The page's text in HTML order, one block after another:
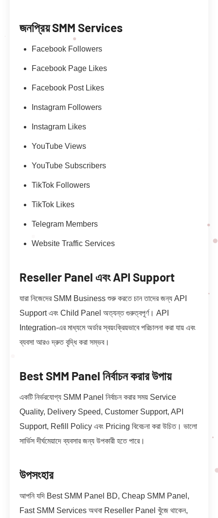
জনপ্রিয় SMM Services
Facebook Followers
Facebook Page Likes
Facebook Post Likes
Instagram Followers
Instagram Likes
YouTube Views
YouTube Subscribers
TikTok Followers
TikTok Likes
Telegram Members
Website Traffic Services
Reseller Panel এবং API Support
যারা নিজেদের SMM Business শুরু করতে চান তাদের জন্য API
Support এবং Child Panel অত্যন্ত গুরুত্বপূর্ণ। API
Integration-এর মাধ্যমে অর্ডার স্বয়ংক্রিয়ভাবে পরিচালনা করা যায় এবং
ব্যবসা আরও দ্রুত বৃদ্ধি করা সম্ভব।
Best SMM Panel নির্বাচন করার উপায়
একটি নির্ভরযোগ্য SMM Panel নির্বাচন করার সময় Service
Quality, Delivery Speed, Customer Support, API
Support, Refill Policy এবং Pricing বিবেচনা করা উচিত। ভালো
সার্ভিস দীর্ঘমেয়াদে ব্যবসার জন্য উপকারী হতে পারে।
উপসংহার
আপনি যদি Best SMM Panel BD, Cheap SMM Panel,
Fast SMM Services অথবা Reseller Panel খুঁজে থাকেন,